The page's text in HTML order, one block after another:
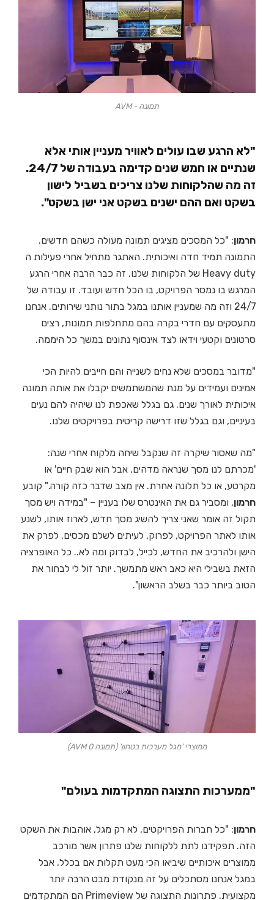
תמונה - AVM
"לא הרגע שבו עולים לאוויר מעניין אותי אלא
שנתיים או חמש שנים קדימה בעבודה של 24/7.
זה מה שהלקוחות שלנו צריכים בשביל לישון
בשקט ואם ההם ישנים בשקט אני ישן בשקט".
חרמון: "כל המסכים מציגים תמונה מעולה כשהם חדשים.
התמונה תמיד חדה ואיכותית. האתגר מתחיל אחרי פעילות ה
Heavy duty של הלקוחות שלנו. זה כבר הרבה אחרי הרגע
המרגש בו נמסר הפרויקט, בו הכל חדש ועובד. זו עבודה של
24/7 וזה מה שמעניין אותנו במגל בתור נותני שירותים. אנחנו
מתעסקים עם חדרי בקרה בהם מתחלפות תמונות, רצים
סרטונים וקטעי וידאו לצד אינסוף נתונים במשך כל היממה.
"מדובר במסכים שלא נחים לשנייה והם חייבים להיות הכי
אמינים ועמידים על מנת שהמשתמשים יקבלו את אותה תמונה
איכותית לאורך שנים. גם בגלל שאכפת לנו שיהיה להם נעים
בעיניים, וגם בגלל שזו דרישה קריטית בפרויקטים שלנו.
"מה שאסור שיקרה זה שנקבל שיחה מלקוח אחרי שנה:
'מכרתם לנו מסך שנראה מדהים, אבל הוא שבק חיים' או
מקרטע, או כל תלונה אחרת. אין מצב שדבר כזה קורה." קובע
חרמון, ומסביר גם את האינטרס שלו בעניין – "במידה ויש מסך
תקול זה אומר שאני צריך להשיג מסך חדש, לארוז אותו, לשנע
אותו לאתר הפרויקט, לפרוק, לעיתים לשלם מכסים, לפרק את
הישן ולהרכיב את החדש, לכייל, לבדוק ומה לא.. כל האופרציה
הזאת בשבילי היא כאב ראש מתמשך. יותר זול לי לבחור את
הטוב ביותר כבר בשלב הראשון".
ממוצרי 'מגל מערכות בטחון' (תמונה 0 AVM)
"ממערכות התצוגה המתקדמות בעולם"
חרמון: "כל חברות הפרויקטים, לא רק מגל, אוהבות את השקט
הזה. תפקידנו לתת ללקוחות שלנו פתרון אשר מורכב
ממוצרים איכותיים שיביאו הכי מעט תקלות אם בכלל, אבל
במגל אנחנו מסתכלים על זה מנקודת מבט הרבה יותר
מקצועית. פתרונות התצוגה של Primeview הם המתקדמים